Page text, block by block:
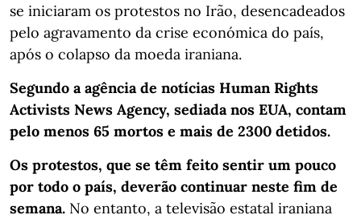
se iniciaram os protestos no Irão, desencadeados
pelo agravamento da crise económica do país,
após o colapso da moeda iraniana.
Segundo a agência de notícias Human Rights
Activists News Agency, sediada nos EUA, contam
pelo menos 65 mortos e mais de 2300 detidos.
Os protestos, que se têm feito sentir um pouco
por todo o país, deverão continuar neste fim de
semana. No entanto, a televisão estatal iraniana